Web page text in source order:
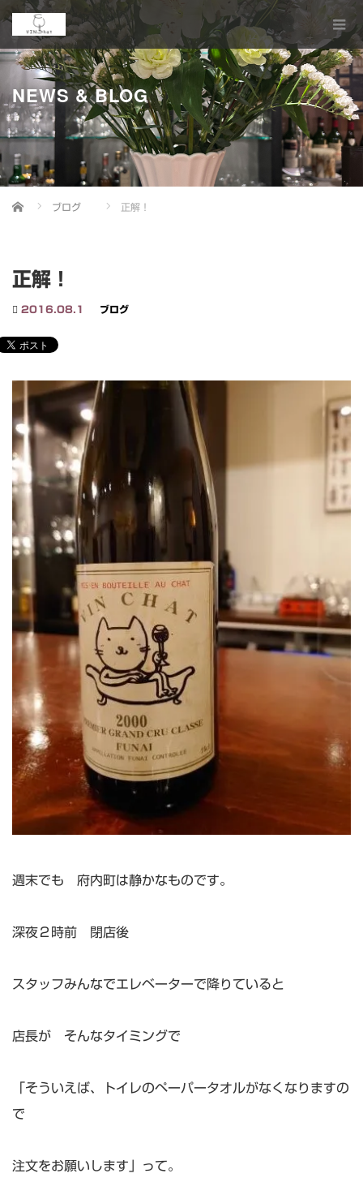
NEWS & BLOG
Home ブログ 正解！
正解！
2016.08.1 ブログ
週末でも 府内町は静かなものです。
深夜２時前 閉店後
スタッフみんなでエレベーターで降りていると
店長が そんなタイミングで
「そういえば、トイレのペーパータオルがなくなりますの
で
注文をお願いします」って。